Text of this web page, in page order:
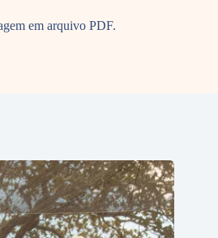
em arquivo PDF.